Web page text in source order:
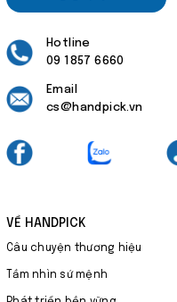
Hotline
09 1857 6660
Email
cs@handpick.vn
VỀ HANDPICK
Câu chuyện thương hiệu
Tầm nhìn sứ mệnh